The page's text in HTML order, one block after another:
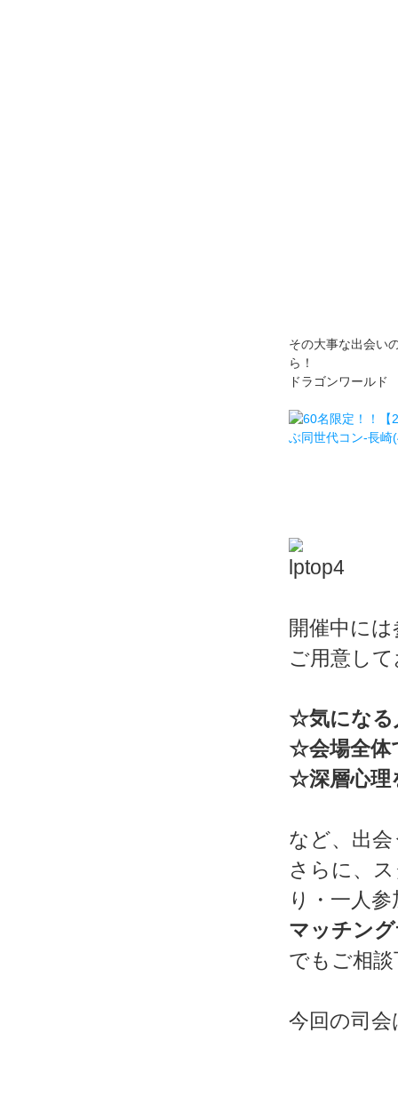
その大事な出会い
ら！
ドラゴンワールド
開催中に
ご用意し
☆気になる
☆会場全体
☆深層心理
など、出
さらに、
り・一人
マッチン
でもご相
今回の司会